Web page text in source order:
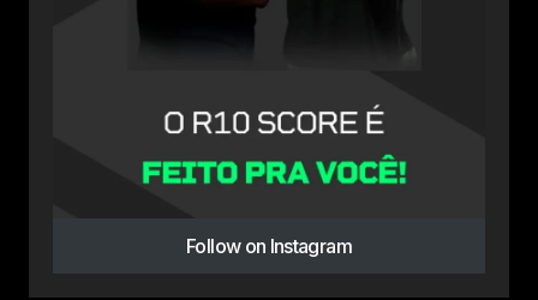
Follow on Instagram